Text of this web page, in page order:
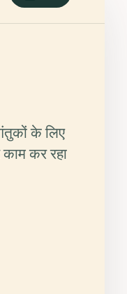
के लिए
कर रहा